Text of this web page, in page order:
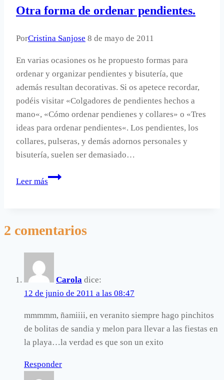
letras.
Otra forma de ordenar pendientes.
PorCristina Sanjose 8 de mayo de 2011
En varias ocasiones os he propuesto formas para
ordenar y organizar pendientes y bisutería, que
además resultan decorativas. Si os apetece recordar,
podéis visitar «Colgadores de pendientes hechos a
mano«, «Cómo ordenar pendienes y collares» o «Tres
ideas para ordenar pendientes«. Los pendientes, los
collares, pulseras, y demás adornos personales y
bisutería, suelen ser demasiado…
Leer más
Otra
pendientes.
2 comentarios
Carola dice:
12 de junio de 2011 a las 08:47
mmmmm, ñamiiii, en veranito siempre hago pinchitos
de bolitas de sandia y melon para llevar a las fiestas en
la playa…la verdad es que son un exito
Responder